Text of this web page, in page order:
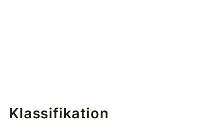
Klassifikation